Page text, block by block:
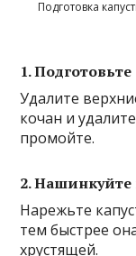
Подготовка
1.
Удалите
кочан и
промойте.
2. Нашинкуйте
Нарежьте
тем быстрее
хрустящей.